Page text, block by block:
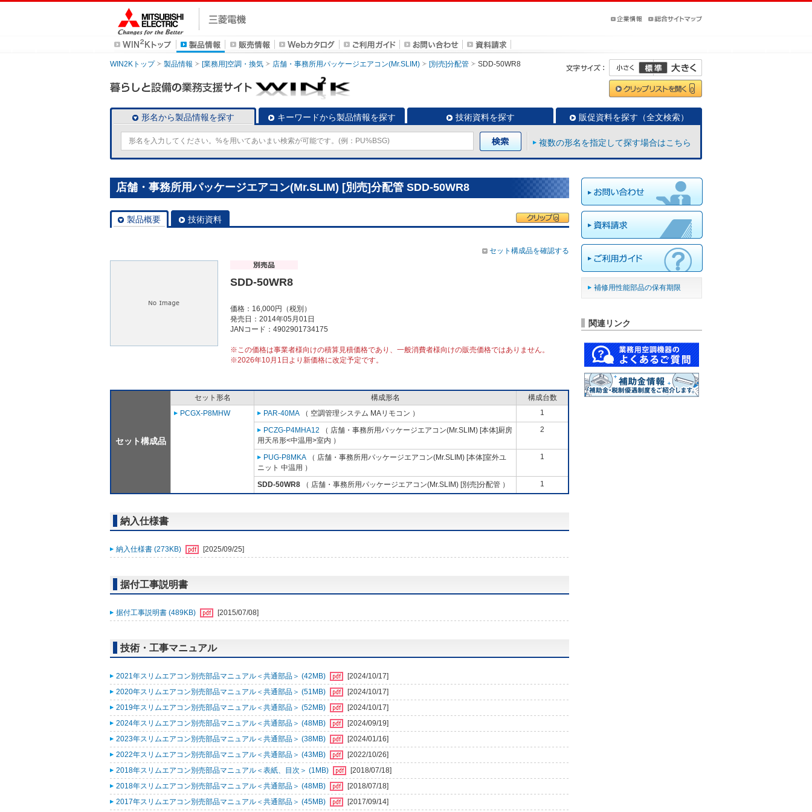
WIN2Kトップ 製品情報 [業務用]空調・換気 店舗・事務所用パッケージエアコン(Mr.SLIM) [別売]分配管 SDD-50WR8
形名から製品情報を探す キーワードから製品情報を探す 技術資料を探す 販促資料を探す（全文検索）
複数の形名を指定して探す場合はこちら
店舗・事務所用パッケージエアコン(Mr.SLIM) [別売]分配管 SDD-50WR8
製品概要 技術資料
セット構成品を確認する
SDD-50WR8
価格：16,000円（税別）
発売日：2014年05月01日
JANコード：4902901734175
※この価格は事業者様向けの積算見積価格であり、一般消費者様向けの販売価格ではありません。
※2026年10月1日より新価格に改定予定です。
セット構成品
セット形名 構成形名
構成台数
PCGX-P8MHW
PAR-40MA （ 空調管理システム MAリモコン ） 1
PCZG-P4MHA12 （ 店舗・事務所用パッケージエアコン(Mr.SLIM) [本体]厨房
用天吊形<中温用>室内 ）
2
PUG-P8MKA （ 店舗・事務所用パッケージエアコン(Mr.SLIM) [本体]室外ユ
ニット 中温用 ）
1
SDD-50WR8 （ 店舗・事務所用パッケージエアコン(Mr.SLIM) [別売]分配管 ） 1
納入仕様書
納入仕様書 (273KB) [2025/09/25]
据付工事説明書
据付工事説明書 (489KB) [2015/07/08]
技術・工事マニュアル
2021年スリムエアコン別売部品マニュアル＜共通部品＞ (42MB)
[2024/10/17]
2020年スリムエアコン別売部品マニュアル＜共通部品＞ (51MB)
[2024/10/17]
2019年スリムエアコン別売部品マニュアル＜共通部品＞ (52MB)
[2024/10/17]
2024年スリムエアコン別売部品マニュアル＜共通部品＞ (48MB)
[2024/09/19]
2023年スリムエアコン別売部品マニュアル＜共通部品＞ (38MB)
[2024/01/16]
2022年スリムエアコン別売部品マニュアル＜共通部品＞ (43MB)
[2022/10/26]
2018年スリムエアコン別売部品マニュアル＜表紙、目次＞ (1MB)
[2018/07/18]
2018年スリムエアコン別売部品マニュアル＜共通部品＞ (48MB)
[2018/07/18]
2017年スリムエアコン別売部品マニュアル＜共通部品＞ (45MB)
[2017/09/14]
補修用性能部品の保有期限
関連リンク